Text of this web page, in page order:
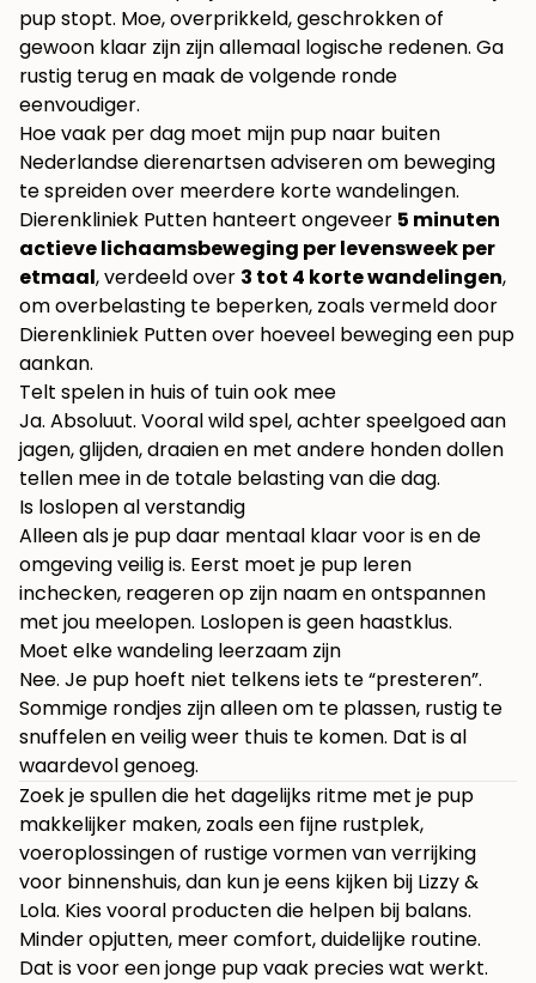
pup stopt. Moe, overprikkeld, geschrokken of
gewoon klaar zijn zijn allemaal logische redenen. Ga
rustig terug en maak de volgende ronde
eenvoudiger.
Hoe vaak per dag moet mijn pup naar buiten
Nederlandse dierenartsen adviseren om beweging
te spreiden over meerdere korte wandelingen.
Dierenkliniek Putten hanteert ongeveer 5 minuten
actieve lichaamsbeweging per levensweek per
etmaal, verdeeld over 3 tot 4 korte wandelingen,
om overbelasting te beperken, zoals vermeld door
Dierenkliniek Putten over hoeveel beweging een pup
aankan.
Telt spelen in huis of tuin ook mee
Ja. Absoluut. Vooral wild spel, achter speelgoed aan
jagen, glijden, draaien en met andere honden dollen
tellen mee in de totale belasting van die dag.
Is loslopen al verstandig
Alleen als je pup daar mentaal klaar voor is en de
omgeving veilig is. Eerst moet je pup leren
inchecken, reageren op zijn naam en ontspannen
met jou meelopen. Loslopen is geen haastklus.
Moet elke wandeling leerzaam zijn
Nee. Je pup hoeft niet telkens iets te “presteren”.
Sommige rondjes zijn alleen om te plassen, rustig te
snuffelen en veilig weer thuis te komen. Dat is al
waardevol genoeg.
Zoek je spullen die het dagelijks ritme met je pup
makkelijker maken, zoals een fijne rustplek,
voeroplossingen of rustige vormen van verrijking
voor binnenshuis, dan kun je eens kijken bij Lizzy &
Lola. Kies vooral producten die helpen bij balans.
Minder opjutten, meer comfort, duidelijke routine.
Dat is voor een jonge pup vaak precies wat werkt.